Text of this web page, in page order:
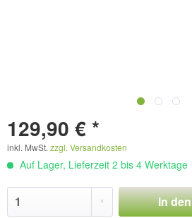
129,90 € *
inkl. MwSt. zzgl. Versandkosten
Auf Lager, Lieferzeit 2 bis 4 Werktage
In den